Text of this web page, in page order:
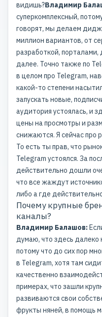
видишь?Владимир
суперкомплексный,
говорят, мы делаем
миллион вариантов, от
разработкой,
далее. Точно также по
в целом про Telegram,
какой-то степени
запускать новые,
аудитория устоялась, и
цены на просмотры и
снижаются. Я сейчас про
То есть ты прав, что
Telegram устоялся. За
действительно дошли
что все жаждут
либо а где
Почему крупные
каналы?
Владимир Балашов:
думаю, что здесь далеко
потому что до сих пор
в Telegram, хотя там
качественно
примерах, что зашли
развиваются свои
фрукты няней, в помощь